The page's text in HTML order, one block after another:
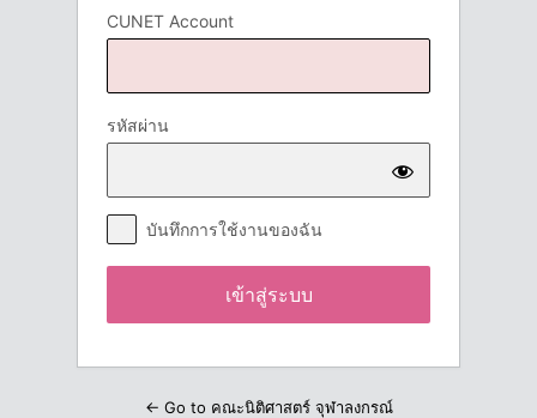
CUNET Account
รหัสผ่าน
บันทึกการใช้งานของฉัน
← Go to คณะนิติศาสตร์ จุฬาลงกรณ์